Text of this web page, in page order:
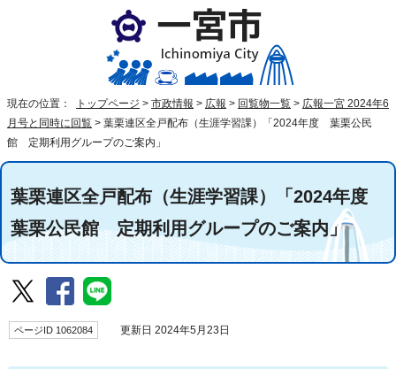
現在の位置： トップページ > 市政情報 > 広報 > 回覧物一覧 > 広報一宮 2024年6
月号と同時に回覧 > 葉栗連区全戸配布（生涯学習課）「2024年度 葉栗公民
館 定期利用グループのご案内」
葉栗連区全戸配布（生涯学習課）「2024年度
葉栗公民館 定期利用グループのご案内」
ページID 1062084 更新日 2024年5月23日